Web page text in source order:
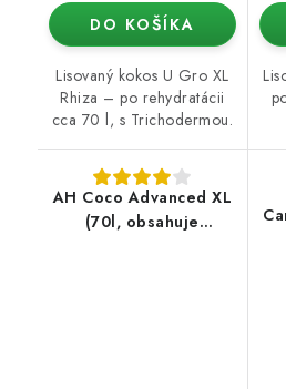
DO KOŠÍKA
Lisovaný kokos U Gro XL
Rhiza – po rehydratácii
cca 70 l, s Trichodermou.
AH Coco Advanced XL
(70l, obsahuje